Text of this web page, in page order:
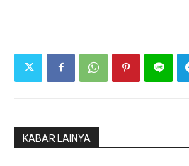
KABAR LAINYA